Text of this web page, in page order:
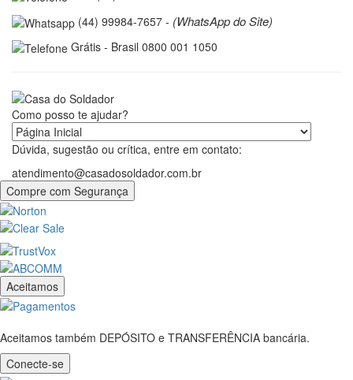
(44) 99984-7657 - (WhatsApp do Site)
Grátis - Brasil 0800 001 1050
Como posso te ajudar?
Dúvida, sugestão ou crítica, entre em contato:
atendimento@casadosoldador.com.br
Compre com Segurança
Aceitamos
Aceitamos também DEPÓSITO e TRANSFERÊNCIA bancária.
Conecte-se